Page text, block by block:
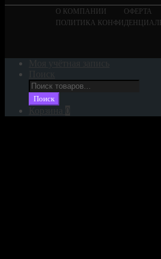
О КОМПАНИИ
ОФЕРТА
ПОЛИТИКА
Поиск
товаров
Поиск